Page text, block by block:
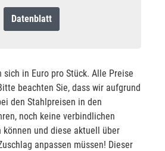
Datenblatt
sich in Euro pro Stück. Alle Preise
beachten Sie, dass wir aufgrund
den Stahlpreisen in den
noch keine verbindlichen
können und diese aktuell über
anpassen müssen! Dieser